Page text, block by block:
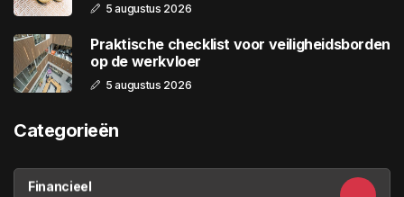
5 augustus 2026
Praktische checklist voor veiligheidsborden
op de werkvloer
5 augustus 2026
Categorieën
Financieel